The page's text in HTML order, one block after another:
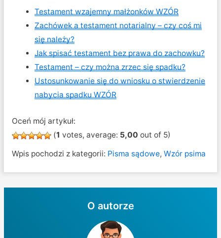
Testament wzajemny małżonków WZÓR
Zachówek a testament notarialny – czy coś mi
się należy?
Jak spisać testament bez prawa do zachowku?
Testament – czy można zrzec się spadku?
Ustosunkowanie się do wniosku o stwierdzenie
nabycia spadku WZÓR
Oceń mój artykuł:
(1 votes, average: 5,00 out of 5)
Wpis pochodzi z kategorii: Pisma sądowe, Wzór psima
O autorze